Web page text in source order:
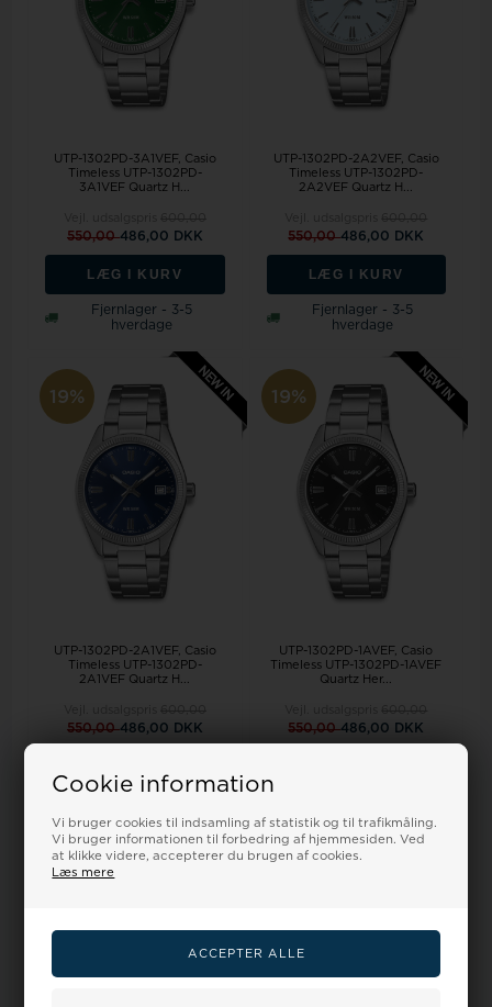
Cookie information
Vi bruger cookies til indsamling af statistik og til trafikmåling.
Vi bruger informationen til forbedring af hjemmesiden. Ved
at klikke videre, accepterer du brugen af cookies.
Læs mere
UTP-1302PD-3A1VEF, Casio
Timeless UTP-1302PD-
3A1VEF Quartz H...
550,00486,00 DKK
LÆG I KURV
Fjernlager - 3-5
hverdage
UTP-1302PD-2A2VEF, Casio
Timeless UTP-1302PD-
2A2VEF Quartz H...
550,00486,00 DKK
LÆG I KURV
Fjernlager - 3-5
hverdage
19%
UTP-1302PD-2A1VEF, Casio
Timeless UTP-1302PD-
2A1VEF Quartz H...
550,00486,00 DKK
hverdage
19%
UTP-1302PD-1AVEF, Casio
Timeless UTP-1302PD-1AVEF
Quartz Her...
550,00486,00 DKK
hverdage